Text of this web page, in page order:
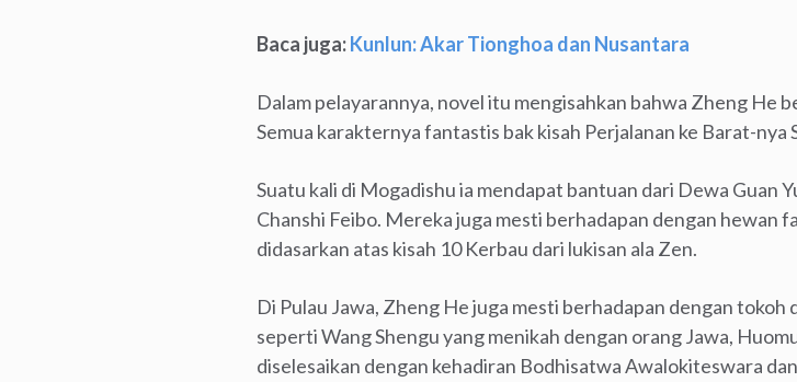
Baca juga:Kunlun: Akar Tionghoa dan Nusantara
Dalam pelayarannya, novel itu mengisahkan bahwa Zheng He
Semua karakternya fantastis bak kisah Perjalanan ke Barat-nya
Suatu kali di Mogadishu ia mendapat bantuan dari Dewa Guan
Chanshi Feibo. Mereka juga mesti berhadapan dengan hewan
didasarkan atas kisah 10 Kerbau dari lukisan ala Zen.
Di Pulau Jawa, Zheng He juga mesti berhadapan dengan
seperti Wang Shengu yang menikah dengan orang Jawa,
diselesaikan dengan kehadiran Bodhisatwa Awalokiteswara